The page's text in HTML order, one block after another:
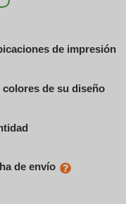
de impresión
colores de su diseño
de envío